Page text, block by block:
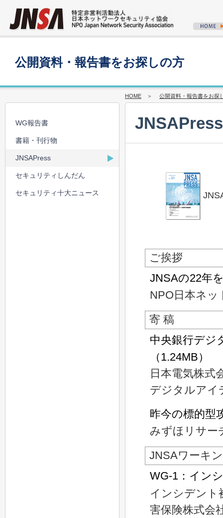
公開資料・報告書をお探しの方
HOME ＞ 公開資料・報告書をお探
JNSAPress
ご挨拶
JNSAの22年
NPO日本ネ
寄 稿
中央銀行デジ
（1.24MB）
日本電気株
デジタルア
昨今の標的型
みずほリサ
JNSAワーキ
WG-1：イン
インシデン
害保険株式会
WG報告書
書籍・刊行物
JNSAPress
セキュリティしんだん
セキュリティ十大ニュース